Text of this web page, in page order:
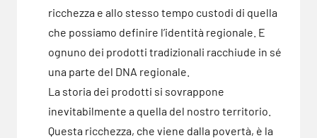
ricchezza e allo stesso tempo custodi di quella
che possiamo definire l’identità regionale. E
ognuno dei prodotti tradizionali racchiude in sé
una parte del DNA regionale.
La storia dei prodotti si sovrappone
inevitabilmente a quella del nostro territorio.
Questa ricchezza, che viene dalla povertà, è la